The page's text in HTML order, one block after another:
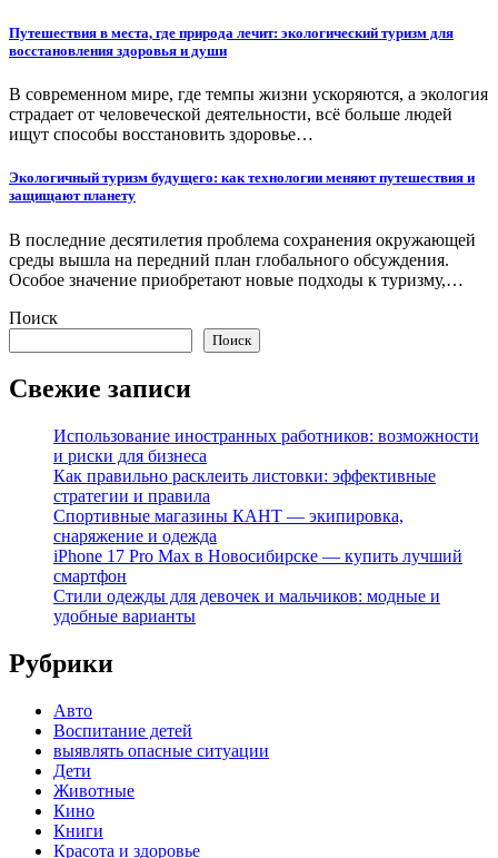
Путешествия в места, где природа лечит: экологический туризм для
восстановления здоровья и души
В современном мире, где темпы жизни ускоряются, а экология
страдает от человеческой деятельности, всё больше людей
ищут способы восстановить здоровье…
Экологичный туризм будущего: как технологии меняют путешествия и
защищают планету
В последние десятилетия проблема сохранения окружающей
среды вышла на передний план глобального обсуждения.
Особое значение приобретают новые подходы к туризму,…
Поиск
Поиск
Свежие записи
Использование иностранных работников: возможности
и риски для бизнеса
Как правильно расклеить листовки: эффективные
стратегии и правила
Спортивные магазины КАНТ — экипировка,
снаряжение и одежда
iPhone 17 Pro Max в Новосибирске — купить лучший
смартфон
Стили одежды для девочек и мальчиков: модные и
удобные варианты
Рубрики
Авто
Воспитание детей
выявлять опасные ситуации
Дети
Животные
Кино
Книги
Красота и здоровье